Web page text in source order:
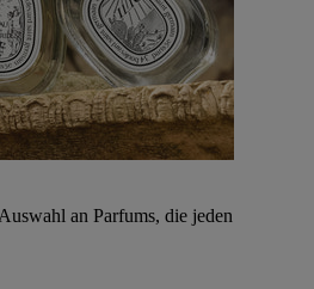
an Parfums, die jeden